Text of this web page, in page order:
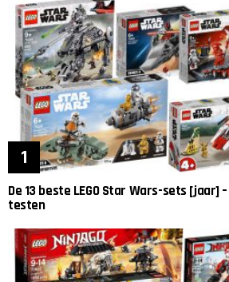
De 13 beste LEGO Star Wars-sets [jaar]
testen